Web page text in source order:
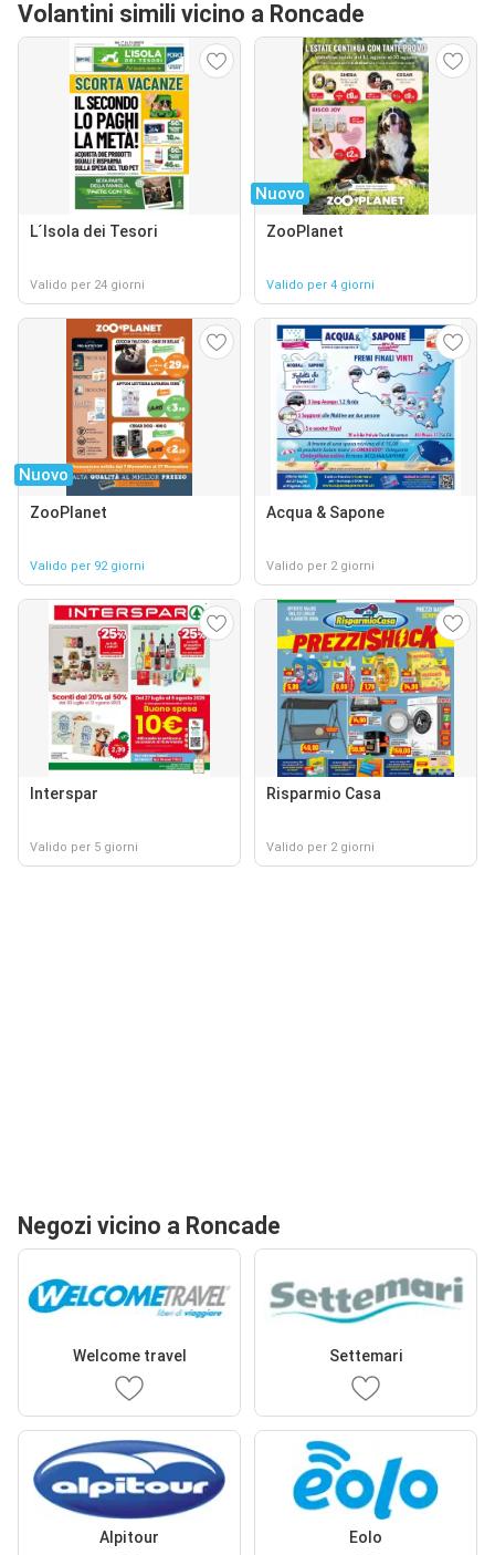
Volantini simili vicino a Roncade
L´Isola dei Tesori
Valido per 24 giorni
Nuovo
ZooPlanet
Valido per 4 giorni
Nuovo
ZooPlanet
Valido per 92 giorni
Acqua & Sapone
Valido per 2 giorni
Interspar
Valido per 5 giorni
Risparmio Casa
Valido per 2 giorni
Negozi vicino a Roncade
Welcome travel Settemari
Alpitour Eolo